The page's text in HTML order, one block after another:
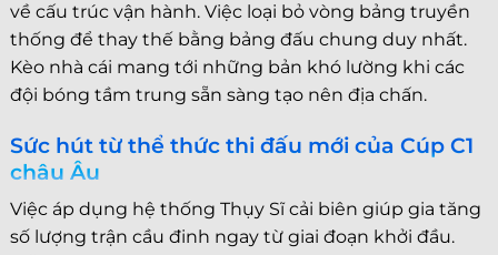
về cấu trúc vận hành. Việc loại bỏ vòng bảng truyền
thống để thay thế bằng bảng đấu chung duy nhất.
Kèo nhà cái mang tới những bản khó lường khi các
đội bóng tầm trung sẵn sàng tạo nên địa chấn.
Sức hút từ thể thức thi đấu mới của Cúp C1
châu Âu
Việc áp dụng hệ thống Thụy Sĩ cải biên giúp gia tăng
số lượng trận cầu đinh ngay từ giai đoạn khởi đầu.